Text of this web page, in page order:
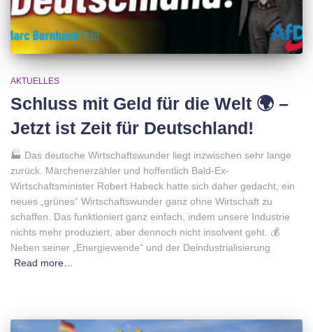
AKTUELLES
Schluss mit Geld für die Welt 🌍 –
Jetzt ist Zeit für Deutschland!
🏭 Das deutsche Wirtschaftswunder liegt inzwischen sehr lange
zurück. Märchenerzähler und hoffentlich Bald-Ex-
Wirtschaftsminister Robert Habeck hatte sich daher gedacht, ein
neues „grünes“ Wirtschaftswunder ganz ohne Wirtschaft zu
schaffen. Das funktioniert ganz einfach, indem unsere Industrie
nichts mehr produziert, aber dennoch nicht insolvent geht. 💰
Neben seiner „Energiewende“ und der Deindustrialisierung
Read more…